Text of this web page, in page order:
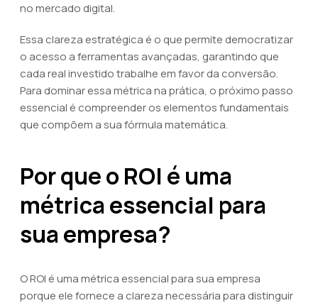
no mercado digital.
Essa clareza estratégica é o que permite democratizar
o acesso a ferramentas avançadas, garantindo que
cada real investido trabalhe em favor da conversão.
Para dominar essa métrica na prática, o próximo passo
essencial é compreender os elementos fundamentais
que compõem a sua fórmula matemática.
Por que o ROI é uma
métrica essencial para
sua empresa?
O ROI é uma métrica essencial para sua empresa
porque ele fornece a clareza necessária para distinguir